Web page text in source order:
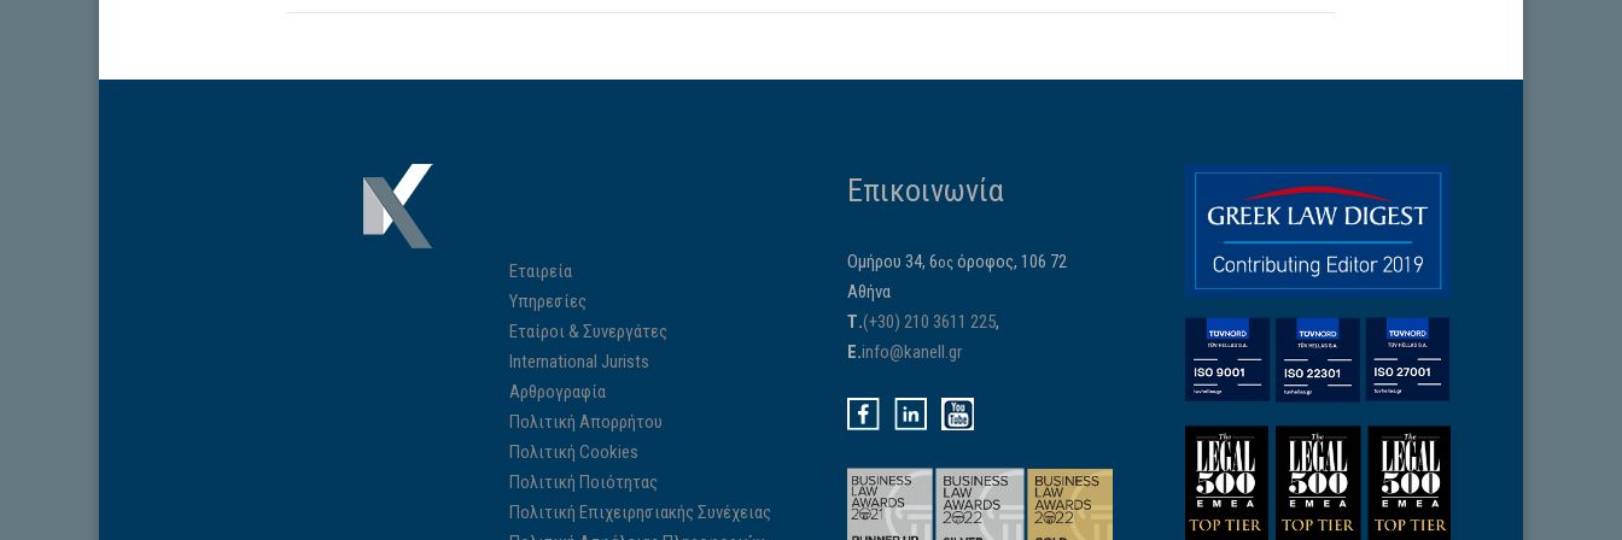
Εταιρεία
Υπηρεσίες
Εταίροι & Συνεργάτες
International Jurists
Αρθρογραφία
Πολιτική Απορρήτου
Πολιτική Cookies
Πολιτική Ποιότητας
Πολιτική Επιχειρησιακής Συνέχειας
Επικοινωνία
Ομήρου 34, 6ος όροφος, 106 72
Αθήνα
Τ.(+30) 210 3611 225,
E.info@kanell.gr